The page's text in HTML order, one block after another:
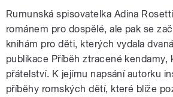
Rumunská spisovatelka Adina
románem pro dospělé, ale pak se
knihám pro děti, kterých vydala
publikace Příběh ztracené kendamy,
přátelství. K jejímu napsání autorku
příběhy romských dětí, které blíže